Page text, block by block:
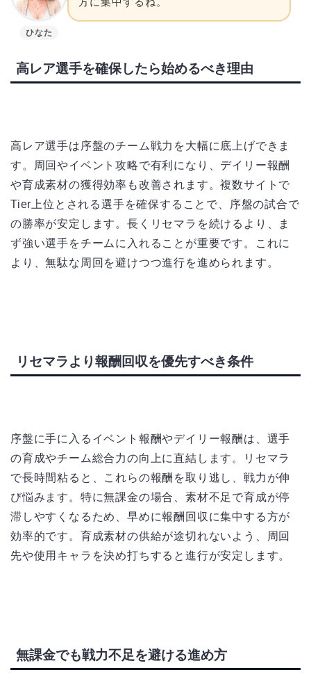
ひなた
高レア選手を確保したら始めるべき理由
高レア選手は序盤のチーム戦力を大幅に底上げできま
す。周回やイベント攻略で有利になり、デイリー報酬
や育成素材の獲得効率も改善されます。複数サイトで
Tier上位とされる選手を確保することで、序盤の試合で
の勝率が安定します。長くリセマラを続けるより、ま
ず強い選手をチームに入れることが重要です。これに
より、無駄な周回を避けつつ進行を進められます。
リセマラより報酬回収を優先すべき条件
序盤に手に入るイベント報酬やデイリー報酬は、選手
の育成やチーム総合力の向上に直結します。リセマラ
で長時間粘ると、これらの報酬を取り逃し、戦力が伸
び悩みます。特に無課金の場合、素材不足で育成が停
滞しやすくなるため、早めに報酬回収に集中する方が
効率的です。育成素材の供給が途切れないよう、周回
先や使用キャラを決め打ちすると進行が安定します。
無課金でも戦力不足を避ける進め方